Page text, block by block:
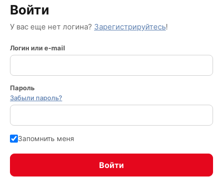
Войти
У вас еще нет логина? Зарегистрируйтесь!
Логин или e-mail
Пароль
Забыли пароль?
Запомнить меня